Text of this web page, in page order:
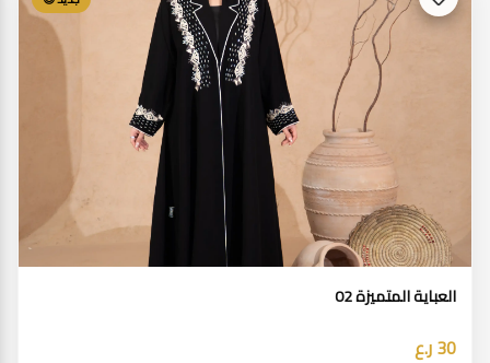
العباية المتميزة 02
30 ر.ع